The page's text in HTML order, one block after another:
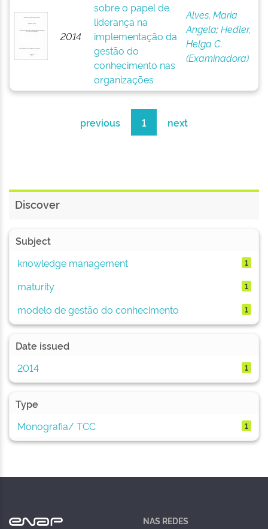
2014
sobre o papel de
liderança na
implementação da
gestão do
conhecimento nas
organizações
Alves, Maria
Angela;Hedler,
Helga C.
(Examinadora)
previous 1 next
Discover
Subject
knowledge management
1
maturity 1
modelo de gestão do conhecimento 1
Date issued
2014
1
Type
Monografia/ TCC
1
NAS REDES